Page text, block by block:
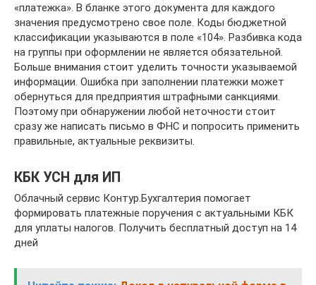
«платежка». В бланке этого документа для каждого
значения предусмотрено свое поле. Коды бюджетной
классификации указываются в поле «104». Разбивка кода
на группы при оформлении не является обязательной.
Больше внимания стоит уделить точности указываемой
информации. Ошибка при заполнении платежки может
обернуться для предприятия штрафными санкциями.
Поэтому при обнаружении любой неточности стоит
сразу же написать письмо в ФНС и попросить применить
правильные, актуальные реквизиты.
КБК УСН для ИП
Облачный сервис Контур.Бухгалтерия помогает
формировать платежные поручения с актуальными КБК
для уплаты налогов. Получить бесплатный доступ на 14
дней